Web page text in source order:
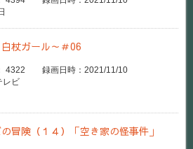
杖ガール～＃06
4322 録画日時：2021/11/10
ビ
冒険（１４）「空き家の怪事件」